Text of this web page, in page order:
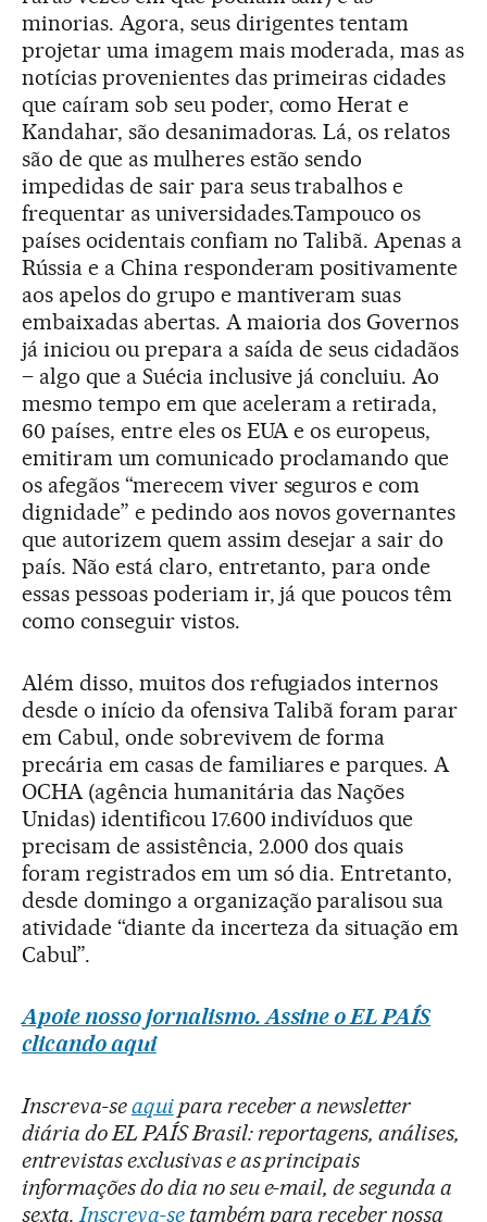
minorias. Agora, seus dirigentes tentam
projetar uma imagem mais moderada, mas as
notícias provenientes das primeiras cidades
que caíram sob seu poder, como Herat e
Kandahar, são desanimadoras. Lá, os relatos
são de que as mulheres estão sendo
impedidas de sair para seus trabalhos e
frequentar as universidades.Tampouco os
países ocidentais confiam no Talibã. Apenas a
Rússia e a China responderam positivamente
aos apelos do grupo e mantiveram suas
embaixadas abertas. A maioria dos Governos
já iniciou ou prepara a saída de seus cidadãos
– algo que a Suécia inclusive já concluiu. Ao
mesmo tempo em que aceleram a retirada,
60 países, entre eles os EUA e os europeus,
emitiram um comunicado proclamando que
os afegãos “merecem viver seguros e com
dignidade” e pedindo aos novos governantes
que autorizem quem assim desejar a sair do
país. Não está claro, entretanto, para onde
essas pessoas poderiam ir, já que poucos têm
como conseguir vistos.
Além disso, muitos dos refugiados internos
desde o início da ofensiva Talibã foram parar
em Cabul, onde sobrevivem de forma
precária em casas de familiares e parques. A
OCHA (agência humanitária das Nações
Unidas) identificou 17.600 indivíduos que
precisam de assistência, 2.000 dos quais
foram registrados em um só dia. Entretanto,
desde domingo a organização paralisou sua
atividade “diante da incerteza da situação em
Cabul”.
Apoie nosso jornalismo. Assine o EL PAÍS
clicando aqui
Inscreva-seaquipara receber a newsletter
diária do EL PAÍS Brasil: reportagens, análises,
entrevistas exclusivas e as principais
informações do dia no seu e-mail, de segunda a
sexta. Inscreva-setambém para receber nossa